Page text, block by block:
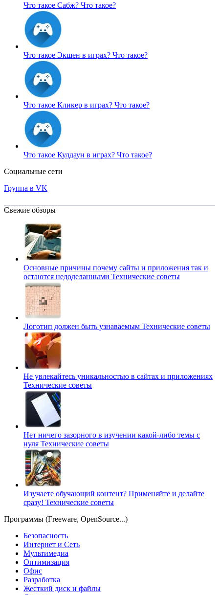
Что такое Сабж? Что такое?
Что такое Экшен в играх? Что такое?
Что такое Кликер в играх? Что такое?
Что такое Кулдаун в играх? Что такое?
Социальные сети
Группа в VK
Свежие обзоры
Основные причины почему сайты и приложения так и
остаются недоделанными Технические советы
Логотип должен быть узнаваемым Технические советы
Не увлекайтесь уникальностью в сайтах и приложениях
Технические советы
Нет ничего зазорного в изучении какой-либо темы с
нуля Технические советы
Изучаете обучающий контент? Применяйте и делайте
сразу! Технические советы
Программы (Freeware, OpenSource...)
Безопасность
Интернет и Сеть
Мультимедиа
Оптимизация
Офис
Разработка
Жесткий диск и файлы